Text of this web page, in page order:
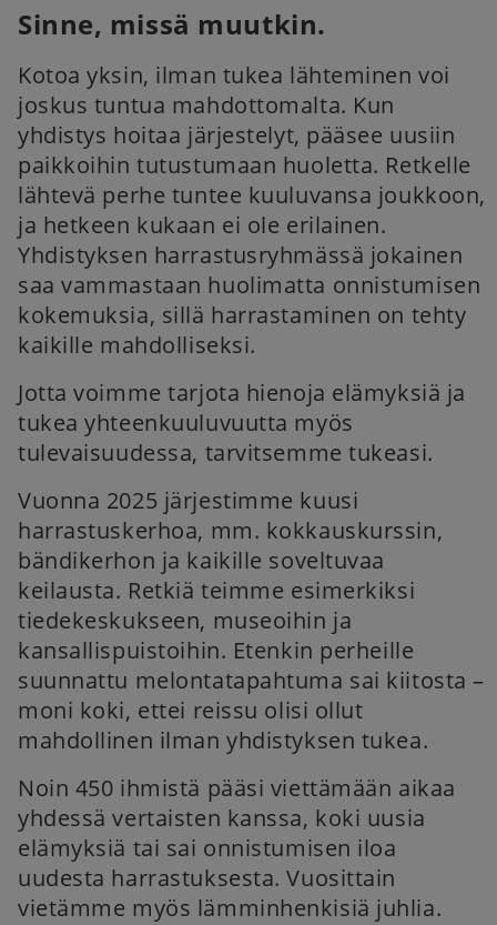
Sinne, missä muutkin.
Kotoa yksin, ilman tukea lähteminen voi
joskus tuntua mahdottomalta. Kun
yhdistys hoitaa järjestelyt, pääsee uusiin
paikkoihin tutustumaan huoletta. Retkelle
lähtevä perhe tuntee kuuluvansa joukkoon,
ja hetkeen kukaan ei ole erilainen.
Yhdistyksen harrastusryhmässä jokainen
saa vammastaan huolimatta onnistumisen
kokemuksia, sillä harrastaminen on tehty
kaikille mahdolliseksi.
Jotta voimme tarjota hienoja elämyksiä ja
tukea yhteenkuuluvuutta myös
tulevaisuudessa, tarvitsemme tukeasi.
Vuonna 2025 järjestimme kuusi
harrastuskerhoa, mm. kokkauskurssin,
bändikerhon ja kaikille soveltuvaa
keilausta. Retkiä teimme esimerkiksi
tiedekeskukseen, museoihin ja
kansallispuistoihin. Etenkin perheille
suunnattu melontatapahtuma sai kiitosta –
moni koki, ettei reissu olisi ollut
mahdollinen ilman yhdistyksen tukea.
Noin 450 ihmistä pääsi viettämään aikaa
yhdessä vertaisten kanssa, koki uusia
elämyksiä tai sai onnistumisen iloa
uudesta harrastuksesta. Vuosittain
vietämme myös lämminhenkisiä juhlia.